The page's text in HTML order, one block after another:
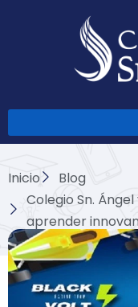
Inicio
Blog
Colegio Sn.
aprender